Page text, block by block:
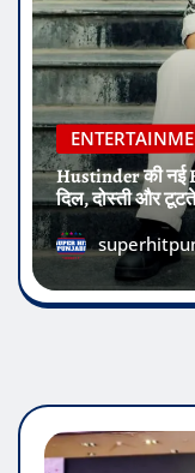
Hustinder की नई
दिल, दोस्ती और टूटते